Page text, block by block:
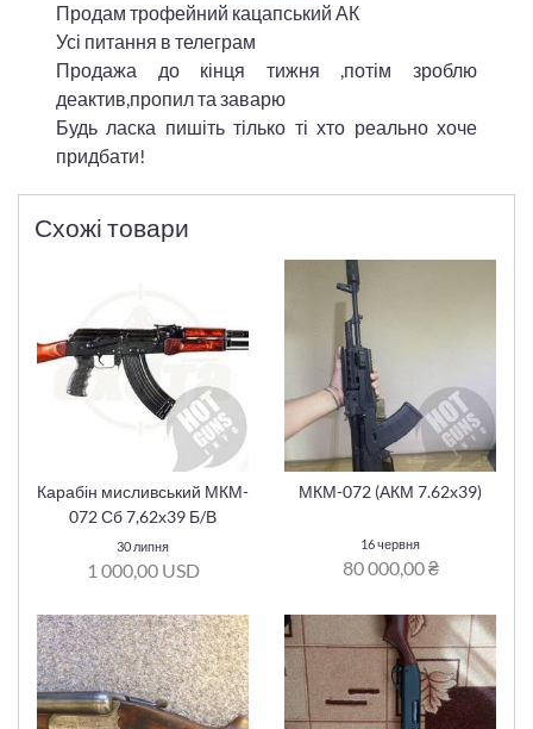
Продам трофейний кацапський АК
Усі питання в телеграм
Продажа до кінця тижня ,потім зроблю
деактив,пропил та заварю
Будь ласка пишіть тілько ті хто реально хоче
придбати!
Схожі товари
Карабін мисливський МКМ-
072 Сб 7,62х39 Б/В
30 липня
1 000,00 USD
МКМ-072 (АКМ 7.62х39)
16 червня
80 000,00 ₴